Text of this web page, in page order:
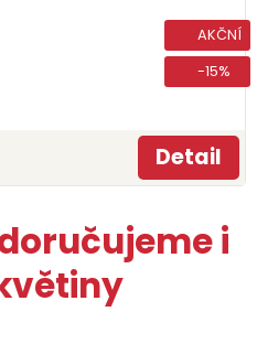
AKČNÍ
-15%
Detail
i